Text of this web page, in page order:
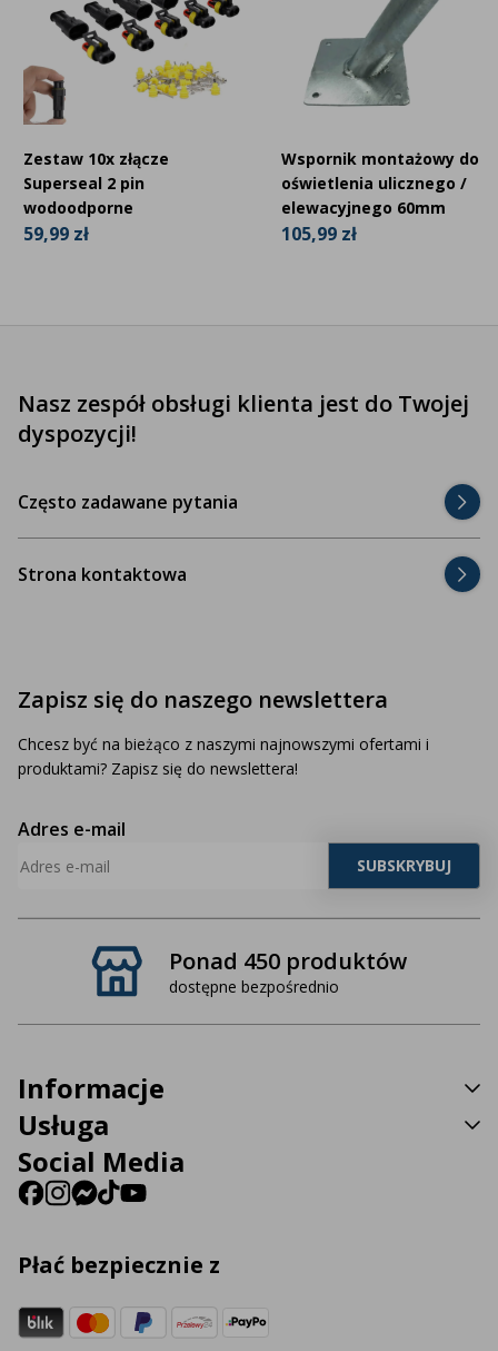
Zestaw 10x złącze
Superseal 2 pin
wodoodporne
59,99 zł
Wspornik montażowy do
oświetlenia ulicznego /
elewacyjnego 60mm
105,99 zł
Ponad 450 produktów
dostępne bezpośrednio
Nasz zespół obsługi klienta jest do Twojej
dyspozycji!
Często zadawane pytania
Strona kontaktowa
Zapisz się do naszego newslettera
Chcesz być na bieżąco z naszymi najnowszymi ofertami i
produktami? Zapisz się do newslettera!
Adres e-mail
Informacje
Usługa
Social Media
Płać bezpiecznie z